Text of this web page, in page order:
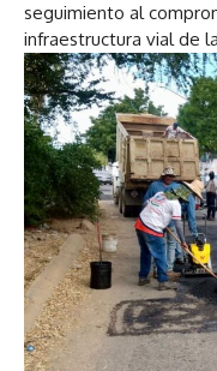
seguimiento al
infraestructura vial de